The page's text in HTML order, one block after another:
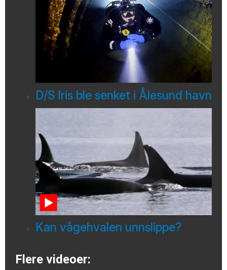
D/S Iris ble senket i Ålesund havn
Kan vågehvalen unnslippe?
Flere videoer: